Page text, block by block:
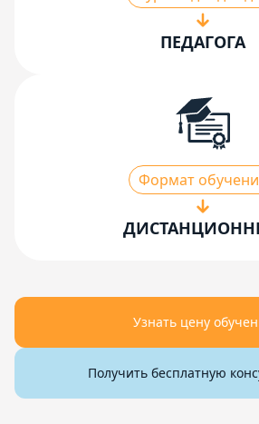
ПЕДАГОГА
Формат
Узнать цену
Получить бесплатную